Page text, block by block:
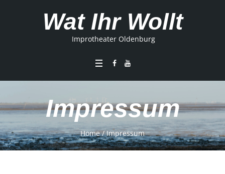
Wat Ihr Wollt
Improtheater Oldenburg
Impressum
Home /Impressum